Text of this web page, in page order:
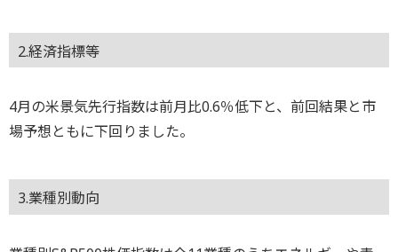
2.経済指標等
4月の米景気先行指数は前月比0.6％低下と、前回結果と市
場予想ともに下回りました。
3.業種別動向